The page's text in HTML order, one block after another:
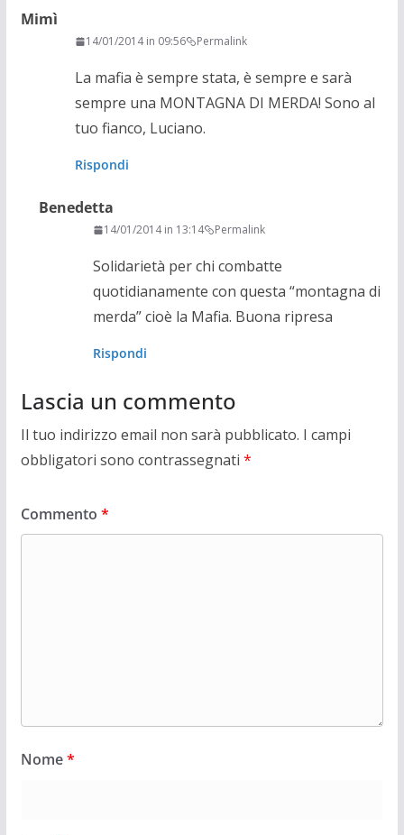
Mimì
14/01/2014 in 09:56 Permalink
La mafia è sempre stata, è sempre e sarà
sempre una MONTAGNA DI MERDA! Sono al
tuo fianco, Luciano.
Rispondi
Benedetta
14/01/2014 in 13:14 Permalink
Solidarietà per chi combatte
quotidianamente con questa “montagna di
merda” cioè la Mafia. Buona ripresa
Rispondi
Lascia un commento
Il tuo indirizzo email non sarà pubblicato. I campi
obbligatori sono contrassegnati *
Commento *
Nome*